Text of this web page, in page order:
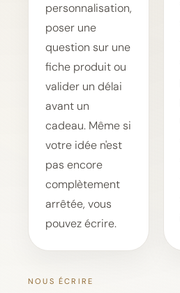
personnalisation,
poser une
question sur une
fiche produit ou
valider un délai
avant un
cadeau. Même si
votre idée n'est
pas encore
complètement
arrêtée, vous
pouvez écrire.
NOUS ÉCRIRE